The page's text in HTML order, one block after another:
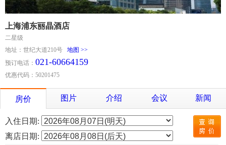
上海浦东丽晶酒店
二星级
地址：世纪大道210号 地图 >>
预订电话： 021-60664159
优惠代码：50201475
房价 图片 介绍 会议 新闻
入住日期:
离店日期: